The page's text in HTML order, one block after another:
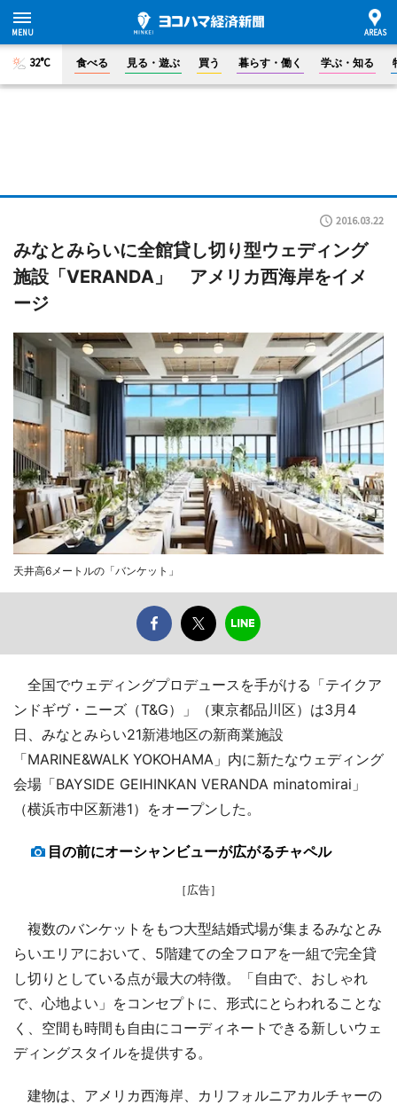
32°C 食べる 見る・遊ぶ 買う 暮らす・働く 学ぶ・知る
2016.03.22
みなとみらいに全館貸し切り型ウェディング
施設「VERANDA」 アメリカ西海岸をイメ
ージ
天井高6メートルの「バンケット」
全国でウェディングプロデュースを手がける「テイクア
ンドギヴ・ニーズ（T&G）」（東京都品川区）は3月4
日、みなとみらい21新港地区の新商業施設
「MARINE&WALK YOKOHAMA」内に新たなウェディング
会場「BAYSIDE GEIHINKAN VERANDA minatomirai」
（横浜市中区新港1）をオープンした。
目の前にオーシャンビューが広がるチャペル
［広告］
複数のバンケットをもつ大型結婚式場が集まるみなとみ
らいエリアにおいて、5階建ての全フロアを一組で完全貸
し切りとしている点が最大の特徴。「自由で、おしゃれ
で、心地よい」をコンセプトに、形式にとらわれることな
く、空間も時間も自由にコーディネートできる新しいウェ
ディングスタイルを提供する。
建物は、アメリカ西海岸、カリフォルニアカルチャーの